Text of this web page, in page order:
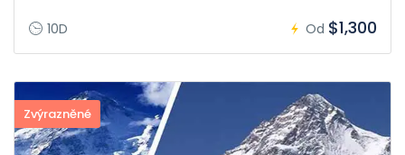
10D Od $1,300
Zvýrazněné